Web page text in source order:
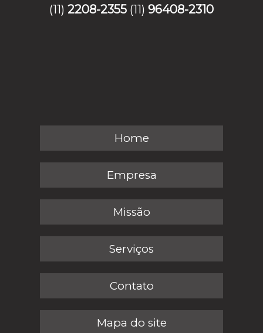
(11) 2208-2355 (11) 96408-2310
Home
Empresa
Missão
Serviços
Contato
Mapa do site